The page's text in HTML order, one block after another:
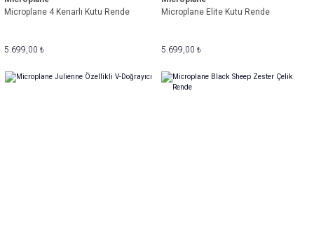
Microplane 4 Kenarlı Kutu Rende
5.699,00 ₺
Microplane Elite Kutu Rende
5.699,00 ₺